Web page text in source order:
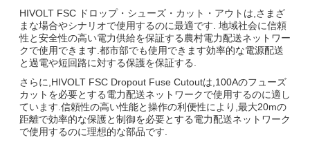
HIVOLT FSC ドロップ・シューズ・カット・アウトは,さまざ
まな場合やシナリオで使用するのに最適です. 地域社会に信頼
性と安全性の高い電力供給を保証する農村電力配送ネットワー
クで使用できます.都市部でも使用できます効率的な電源配送
と過電や短回路に対する保護を保証する.
さらに,HIVOLT FSC Dropout Fuse Cutoutは,100Aのフューズ
カットを必要とする電力配送ネットワークで使用するのに適し
ています.信頼性の高い性能と操作の利便性により,最大20mの
距離で効率的な保護と制御を必要とする電力配送ネットワーク
で使用するのに理想的な部品です.